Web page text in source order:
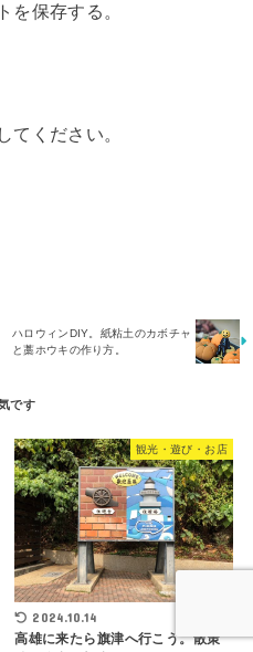
を保存する。
てください。
ハロウィンDIY。紙粘土のカボチャ
と藁ホウキの作り方。
観光・遊び・お店
2024.10.14
高雄に来たら旗津へ行こう。散策